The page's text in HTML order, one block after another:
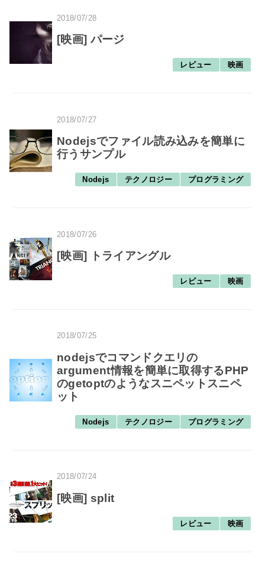
2018/07/28
[映画] パージ
レビュー 映画
2018/07/27
Nodejsでファイル読み込みを簡単に
行うサンプル
Nodejs テクノロジー プログラミング
2018/07/26
[映画] トライアングル
レビュー 映画
2018/07/25
nodejsでコマンドクエリの
argument情報を簡単に取得するPHP
のgetoptのようなスニペットスニペ
ット
Nodejs テクノロジー プログラミング
2018/07/24
[映画] split
レビュー 映画